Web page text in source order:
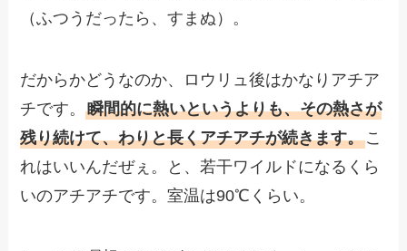
（ふつうだったら、すまぬ）。
だからかどうなのか、ロウリュ後はかなりアチア
チです。瞬間的に熱いというよりも、その熱さが
残り続けて、わりと長くアチアチが続きます。こ
れはいいんだぜぇ。と、若干ワイルドになるくら
いのアチアチです。室温は90℃くらい。